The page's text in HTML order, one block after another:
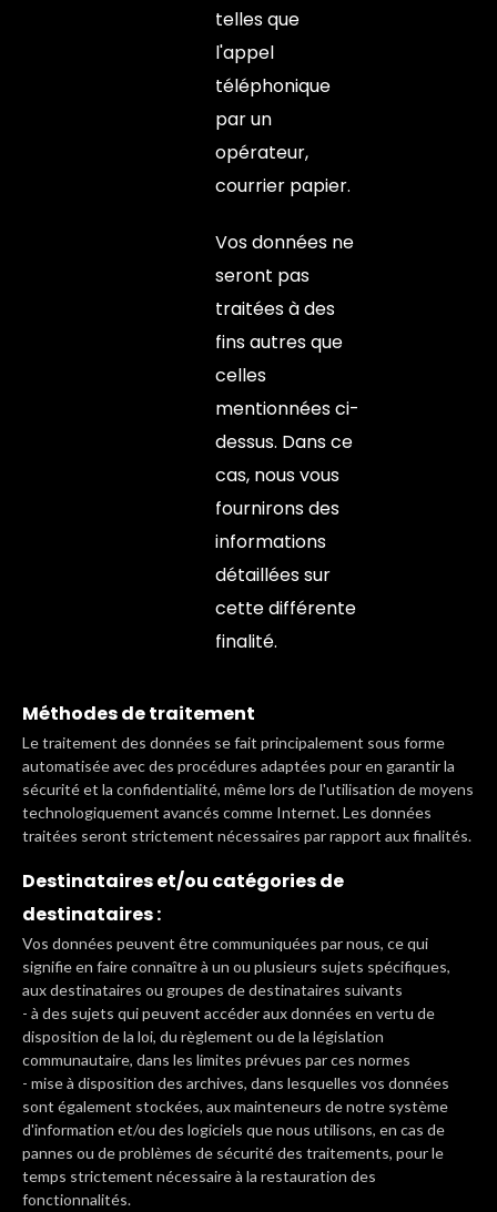
telles que
l'appel
téléphonique
par un
opérateur,
courrier papier.
Vos données ne
seront pas
traitées à des
fins autres que
celles
mentionnées ci-
dessus. Dans ce
cas, nous vous
fournirons des
informations
détaillées sur
cette différente
finalité.
Méthodes de traitement
Le traitement des données se fait principalement sous forme
automatisée avec des procédures adaptées pour en garantir la
sécurité et la confidentialité, même lors de l'utilisation de moyens
technologiquement avancés comme Internet. Les données
traitées seront strictement nécessaires par rapport aux finalités.
Destinataires et/ou catégories de
destinataires :
Vos données peuvent être communiquées par nous, ce qui
signifie en faire connaître à un ou plusieurs sujets spécifiques,
aux destinataires ou groupes de destinataires suivants
- à des sujets qui peuvent accéder aux données en vertu de
disposition de la loi, du règlement ou de la législation
communautaire, dans les limites prévues par ces normes
- mise à disposition des archives, dans lesquelles vos données
sont également stockées, aux mainteneurs de notre système
d'information et/ou des logiciels que nous utilisons, en cas de
pannes ou de problèmes de sécurité des traitements, pour le
temps strictement nécessaire à la restauration des
fonctionnalités.